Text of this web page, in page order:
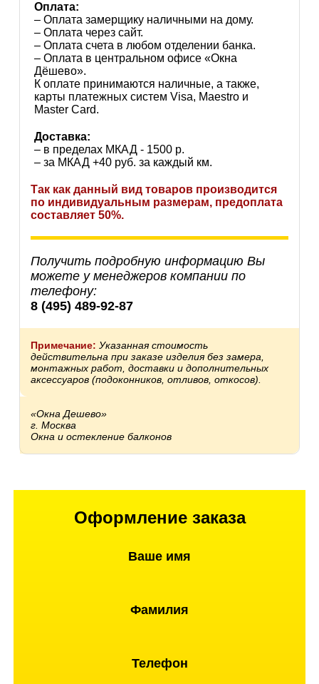
Оплата:
– Оплата замерщику наличными на дому.
– Оплата через сайт.
– Оплата счета в любом отделении банка.
– Оплата в центральном офисе «Окна
Дёшево».
К оплате принимаются наличные, а также,
карты платежных систем Visa, Maestro и
Master Card.
Доставка:
– в пределах МКАД - 1500 р.
– за МКАД +40 руб. за каждый км.
Так как данный вид товаров производится
по индивидуальным размерам, предоплата
составляет 50%.
Получить подробную информацию Вы
можете у менеджеров компании по
телефону:
8 (495) 489-92-87
Примечание: Указанная стоимость
действительна при заказе изделия без замера,
монтажных работ, доставки и дополнительных
аксессуаров (подоконников, отливов, откосов).
«Окна Дешево»
г. Москва
Окна и остекление балконов
Оформление заказа
Ваше имя
Фамилия
Телефон